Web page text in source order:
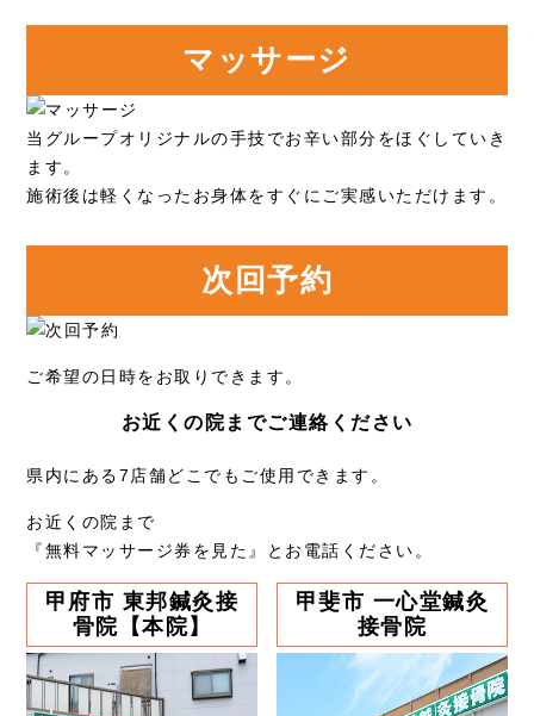
マッサージ
当グループオリジナルの手技でお辛い部分をほぐしていき
ます。
施術後は軽くなったお身体をすぐにご実感いただけます。
次回予約
ご希望の日時をお取りできます。
お近くの院までご連絡ください
県内にある7店舗どこでもご使用できます。
お近くの院まで
『無料マッサージ券を見た』とお電話ください。
甲府市 東邦鍼灸接
骨院【本院】
甲斐市 一心堂鍼灸
接骨院